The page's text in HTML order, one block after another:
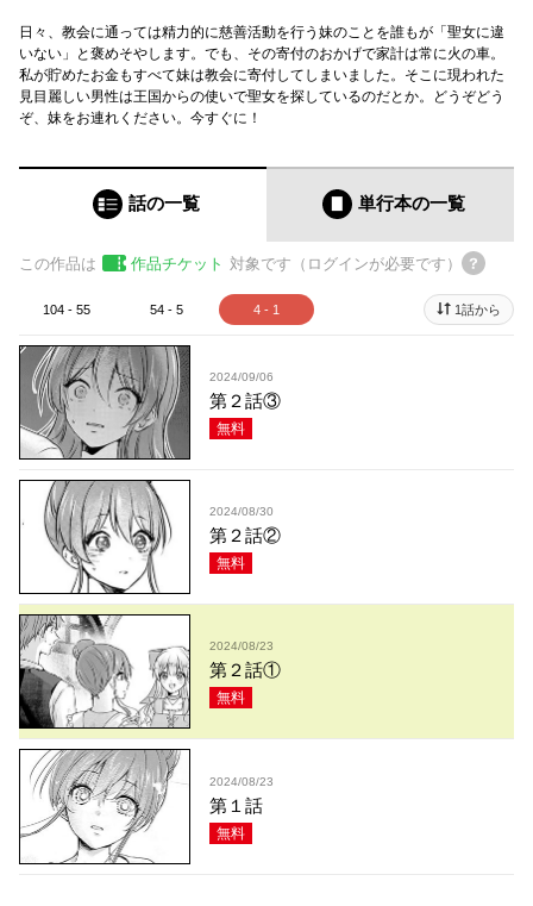
日々、教会に通っては精力的に慈善活動を行う妹のことを誰もが「聖女に違
いない」と褒めそやします。でも、その寄付のおかげで家計は常に火の車。
私が貯めたお金もすべて妹は教会に寄付してしまいました。そこに現われた
見目麗しい男性は王国からの使いで聖女を探しているのだとか。どうぞどう
ぞ、妹をお連れください。今すぐに！
話の一覧 単行本の一覧
この作品は 作品チケット 対象です（ログインが必要です）
104 - 55 54 - 5 4 - 1 1話から
2024/09/06
第２話③
無料
2024/08/30
第２話②
無料
2024/08/23
第２話①
無料
2024/08/23
第１話
無料